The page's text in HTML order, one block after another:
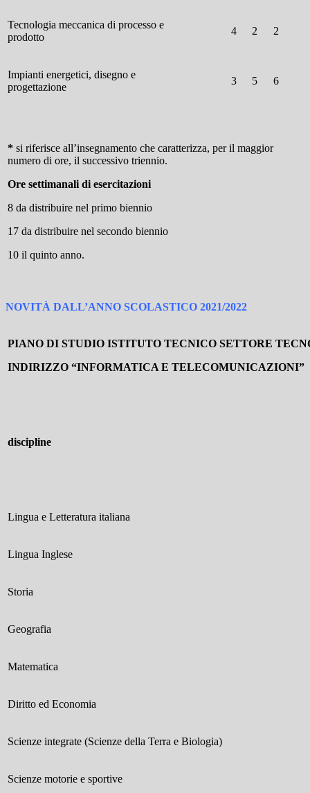
Tecnologia meccanica di processo e
prodotto
4 2 2
Impianti energetici, disegno e
progettazione
3 5 6
* si riferisce all’insegnamento che caratterizza, per il maggior
numero di ore, il successivo triennio.
Ore settimanali di esercitazioni
8 da distribuire nel primo biennio
17 da distribuire nel secondo biennio
10 il quinto anno.
NOVITÀ DALL’ANNO SCOLASTICO 2021/2022
PIANO DI STUDIO ISTITUTO TECNICO SETTORE
INDIRIZZO “INFORMATICA E TELECOMUNICAZIONI”
discipline
Lingua e Letteratura italiana
Lingua Inglese
Storia
Geografia
Matematica
Diritto ed Economia
Scienze integrate (Scienze della Terra e Biologia)
Scienze motorie e sportive